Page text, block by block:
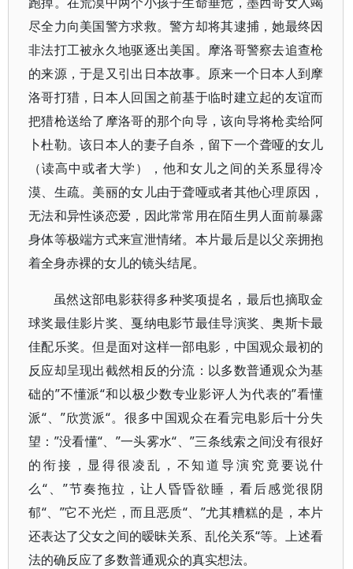
尽全力向美国警方求救。警方却将其逮捕，她最终因
非法打工被永久地驱逐出美国。摩洛哥警察去追查枪
的来源，于是又引出日本故事。原来一个日本人到摩
洛哥打猎，日本人回国之前基于临时建立起的友谊而
把猎枪送给了摩洛哥的那个向导，该向导将枪卖给阿
卜杜勒。该日本人的妻子自杀，留下一个聋哑的女儿
（读高中或者大学），他和女儿之间的关系显得冷
漠、生疏。美丽的女儿由于聋哑或者其他心理原因，
无法和异性谈恋爱，因此常常用在陌生男人面前暴露
身体等极端方式来宣泄情绪。本片最后是以父亲拥抱
着全身赤裸的女儿的镜头结尾。
虽然这部电影获得多种奖项提名，最后也摘取金
球奖最佳影片奖、戛纳电影节最佳导演奖、奥斯卡最
佳配乐奖。但是面对这样一部电影，中国观众最初的
反应却呈现出截然相反的分流：以多数普通观众为基
础的”不懂派“和以极少数专业影评人为代表的”看懂
派“、”欣赏派“。很多中国观众在看完电影后十分失
望：”没看懂“、”一头雾水“、”三条线索之间没有很好
的衔接，显得很凌乱，不知道导演究竟要说什
么“、”节奏拖拉，让人昏昏欲睡，看后感觉很阴
郁“、”它不光烂，而且恶质“、”尤其糟糕的是，本片
还表达了父女之间的暧昧关系、乱伦关系“等。上述看
法的确反应了多数普通观众的真实想法。